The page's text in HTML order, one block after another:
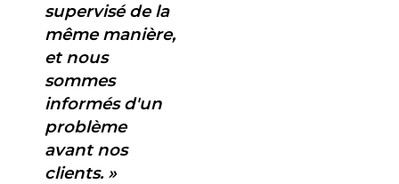
supervisé de la
même manière,
et nous
sommes
informés d'un
problème
avant nos
clients. »